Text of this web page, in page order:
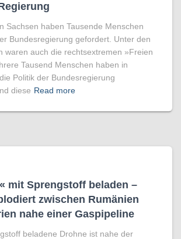
Sachsen haben Tausende Menschen
Bundesregierung gefordert. Unter den
waren auch die rechtsextremen »Freien
Tausend Menschen haben in
Politik der Bundesregierung
diese Read more
mit Sprengstoff beladen –
zwischen Rumänien
nahe einer Gaspipeline
beladene Drohne ist nahe der